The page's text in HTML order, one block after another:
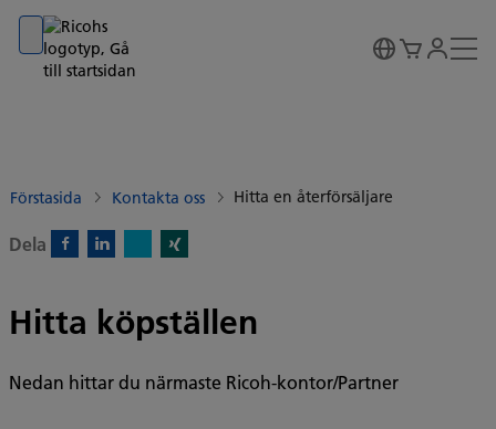
Go to banner
Go to content
Go to footer
Förstasida Kontakta oss Hitta en återförsäljare
Dela
Hitta köpställen
Nedan hittar du närmaste Ricoh-kontor/Partner